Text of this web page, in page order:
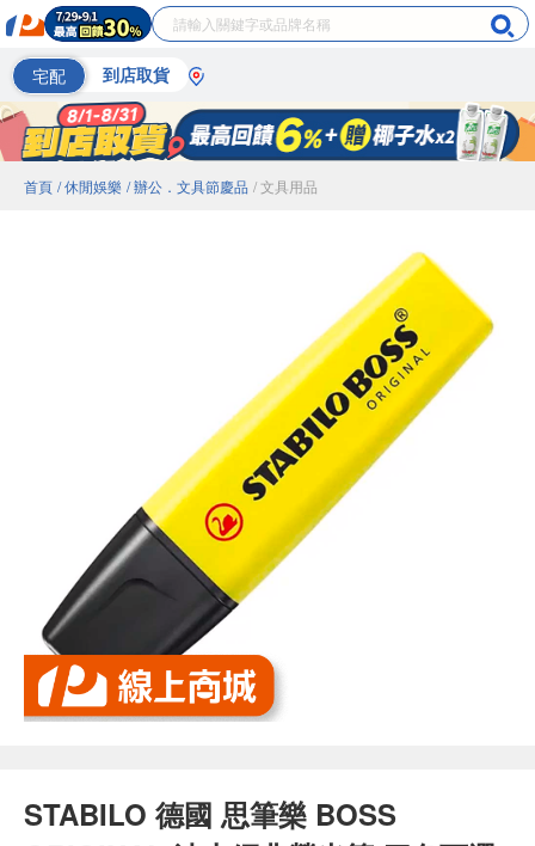
宅配 到店取貨
首頁 / 休閒娛樂 / 辦公．文具節慶品 / 文具用品
STABILO 德國 思筆樂 BOSS